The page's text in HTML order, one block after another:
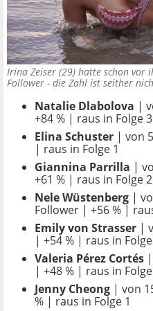
Irina Zeiser (29) hatte schon vor
Follower - die Zahl ist seither
Natalie Dlabolova |
+84 % | raus in Folge 3
Elina Schuster | von
| raus in Folge 1
Giannina Parrilla |
+61 % | raus in Folge 2
Nele Wüstenberg |
Follower | +56 % |
Emily von Strasser |
| +54 % | raus in
Valeria Pérez Cortés
| +48 % | raus in
Jenny Cheong | von
% | raus in Folge 1